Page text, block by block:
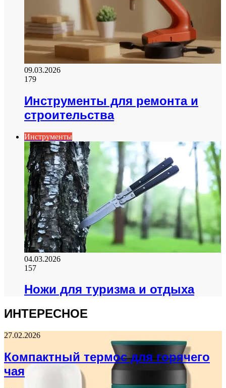
09.03.2026
179
Инструменты для ремонта и
строительства
Инструменты
04.03.2026
157
Ножи для туризма и отдыха
ИНТЕРЕСНОЕ
27.02.2026
Компактный термос для горячего
чая